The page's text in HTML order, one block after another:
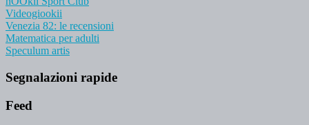
Videogiookii
Venezia 82: le recensioni
Matematica per adulti
Speculum artis
Segnalazioni rapide
Feed